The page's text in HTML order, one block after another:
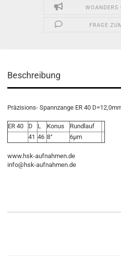
WOANDERS
FRAGE
Beschreibung
Präzisions- Spannzange ER 40
ER 40 D L Konus
Rundlauf
41 46 8° 6µm
www.hsk-aufnahmen.de
info@hsk-aufnahmen.de